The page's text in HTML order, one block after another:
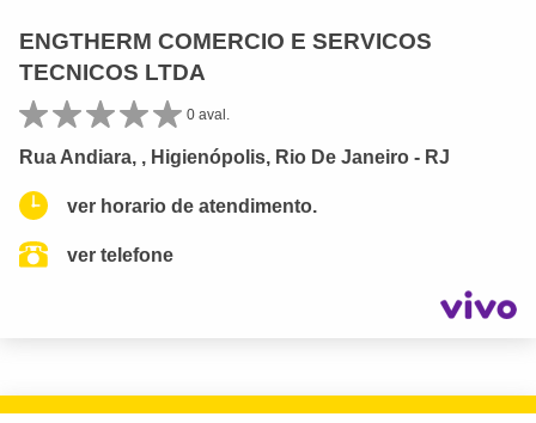
ENGTHERM COMERCIO E SERVICOS
TECNICOS LTDA
0 aval.
Rua Andiara, , Higienópolis, Rio De Janeiro - RJ
ver horario de atendimento.
ver telefone